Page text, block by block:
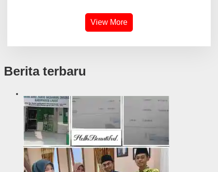
View More
Berita terbaru